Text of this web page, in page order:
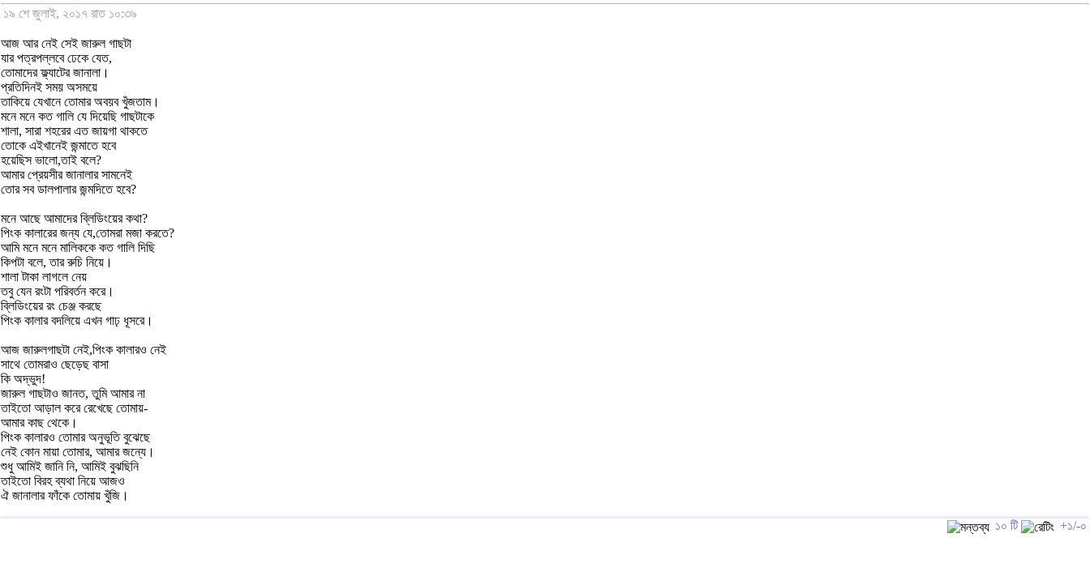
১৯ শে জুলাই, ২০১৭ রাত ১০:৩৯
আজ আর নেই সেই জারুল গাছটা
যার পত্রপল্লবে ঢেকে যেত,
তোমাদের ফ্ল্যাটের জানালা।
প্রতিদিনই সময় অসময়ে
তাকিয়ে যেখানে তোমার অবয়ব খুঁজতাম।
মনে মনে কত গালি যে দিয়েছি গাছটাকে
শালা, সারা শহরের এত জায়গা থাকতে
তোকে এইখানেই জন্মাতে হবে
হয়েছিস ভালো,তাই বলে?
আমার প্রেয়সীর জানালার সামনেই
তোর সব ডালপালার জন্মদিতে হবে?
মনে আছে আমাদের ব্লিডিংয়ের কথা?
পিংক কালারের জন্য যে,তোমরা মজা করতে?
আমি মনে মনে মালিককে কত গালি দিছি
কিপটা বলে, তার রুচি নিয়ে।
শালা টাকা লাগলে নেয়
তবু যেন রংটা পরিবর্তন করে।
ব্লিডিংয়ের রং চেঞ্জ করছে
পিংক কালার বদলিয়ে এখন গাঢ় ধূসরে।
আজ জারুলগাছটা নেই,পিংক কালারও নেই
সাথে তোমরাও ছেড়েছ বাসা
কি অদ্ভুদ!
জারুল গাছটাও জানত, তুমি আমার না
তাইতো আড়াল করে রেখেছে তোমায়-
আমার কাছ থেকে।
পিংক কালারও তোমার অনুভূতি বুঝেছে
নেই কোন মায়া তোমার, আমার জন্যে।
শুধু আমিই জানি নি, আমিই বুঝছিনি
তাইতো বিরহ ব্যথা নিয়ে আজও
ঐ জানালার ফাঁকে তোমায় খুঁজি।
১০ টি +১/-০